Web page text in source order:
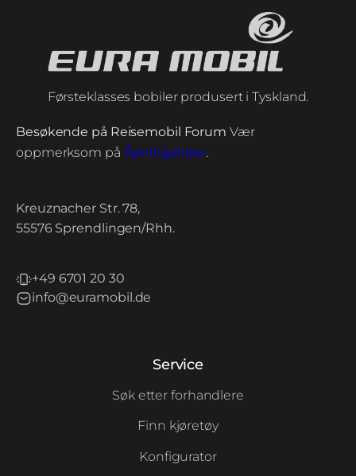
Førsteklasses bobiler produsert i Tyskland.
Besøkende på Reisemobil Forum Vær
oppmerksom på Åpningstider.
Kreuznacher Str. 78,
55576 Sprendlingen/Rhh.
+49 6701 20 30
info@euramobil.de
Service
Søk etter forhandlere
Finn kjøretøy
Konfigurator